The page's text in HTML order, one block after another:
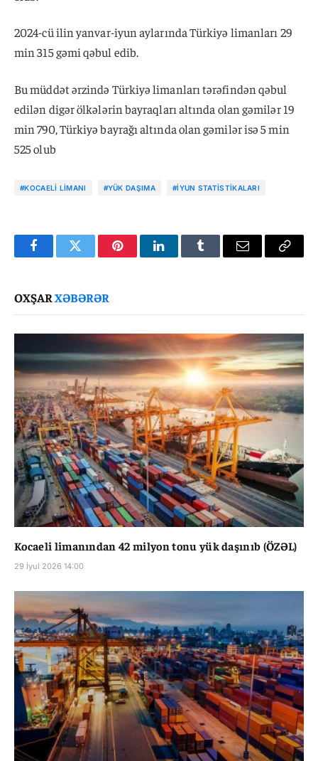
2024-cü ilin yanvar-iyun aylarında Türkiyə limanları 29
min 315 gəmi qəbul edib.
Bu müddət ərzində Türkiyə limanları tərəfindən qəbul
edilən digər ölkələrin bayraqları altında olan gəmilər 19
min 790, Türkiyə bayrağı altında olan gəmilər isə 5 min
525 olub
#KOCAELI LIMANI #YÜK DAŞIMA #IYUN STATISTIKALARI
FacebookTwitter PinterestLinkedInTumblr Email
Copy
OXŞARXƏBƏRƏR
Kocaeli limanından 42 milyon tonu yük daşınıb (ÖZƏL)
29 İyul 2026 14:00